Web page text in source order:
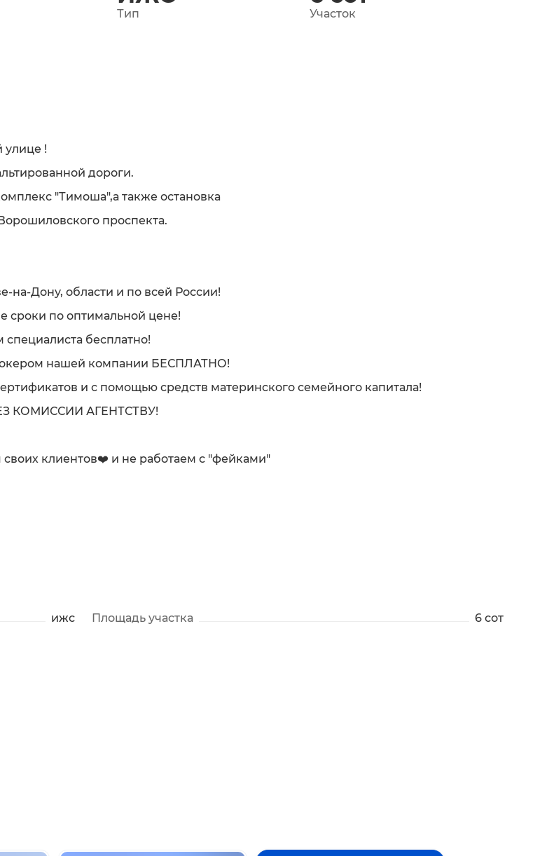
Тип Участок
улице !
дороги.
"Тимоша",а также остановка
проспекта.
Дону, области и по всей России!
сроки по оптимальной цене!
бесплатно!
нашей компании БЕСПЛАТНО!
и с помощью средств материнского семейного капитала!
КОМИССИИ АГЕНТСТВУ!
клиентов❤️ и не работаем с "фейками"
ижс Площадь участка 6 сот